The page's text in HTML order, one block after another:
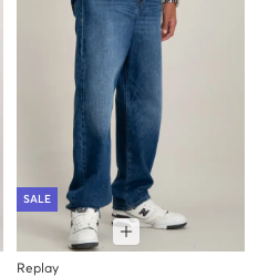
SALE
Replay